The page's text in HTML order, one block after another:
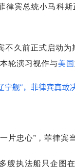
律宾总统小马科斯
不久前正式启动为
轮演习视作与美国
片忠心”，菲律宾
艘执法船只企图